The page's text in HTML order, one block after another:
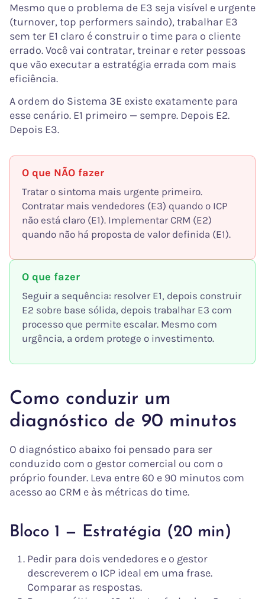
Mesmo que o problema de E3 seja visível e urgente
(turnover, top performers saindo), trabalhar E3
sem ter E1 claro é construir o time para o cliente
errado. Você vai contratar, treinar e reter pessoas
que vão executar a estratégia errada com mais
eficiência.
A ordem do Sistema 3E existe exatamente para
esse cenário. E1 primeiro — sempre. Depois E2.
Depois E3.
O que NÃO fazer
Tratar o sintoma mais urgente primeiro.
Contratar mais vendedores (E3) quando o ICP
não está claro (E1). Implementar CRM (E2)
quando não há proposta de valor definida (E1).
O que fazer
Seguir a sequência: resolver E1, depois construir
E2 sobre base sólida, depois trabalhar E3 com
processo que permite escalar. Mesmo com
urgência, a ordem protege o investimento.
Como conduzir um
diagnóstico de 90 minutos
O diagnóstico abaixo foi pensado para ser
conduzido com o gestor comercial ou com o
próprio founder. Leva entre 60 e 90 minutos com
acesso ao CRM e às métricas do time.
Bloco 1 — Estratégia (20 min)
Pedir para dois vendedores e o gestor
descreverem o ICP ideal em uma frase.
Comparar as respostas.